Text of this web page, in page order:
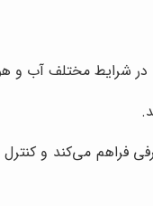
را در شرایط مختلف آب
می‌کند و کنترل